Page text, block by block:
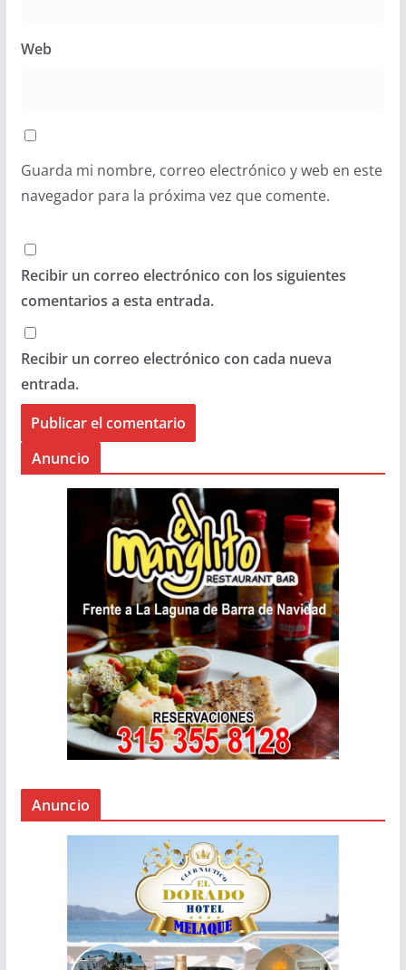
Web
Guarda mi nombre, correo electrónico y web en este
navegador para la próxima vez que comente.
Recibir un correo electrónico con los siguientes
comentarios a esta entrada.
Recibir un correo electrónico con cada nueva
entrada.
Anuncio
Anuncio